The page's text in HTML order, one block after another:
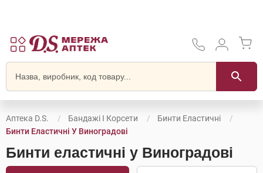
Аптека D.S. Бандажі І Корсети
Бинти Еластичні
Бинти Еластичні У Виноградові
Бинти еластичні у Виноградові